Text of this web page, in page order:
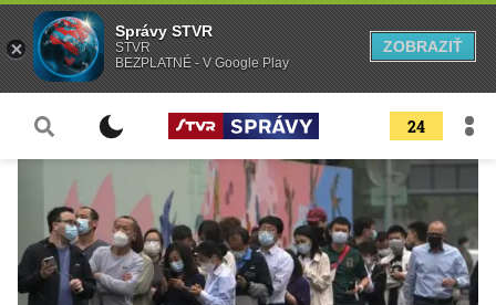
24
Správy STVR
STVR
BEZPLATNÉ - V Google Play
ZOBRAZIŤ